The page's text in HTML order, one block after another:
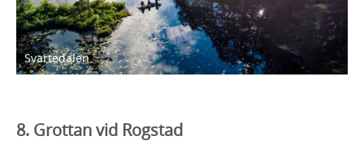
Svartedalen.
8. Grottan vid Rogstad